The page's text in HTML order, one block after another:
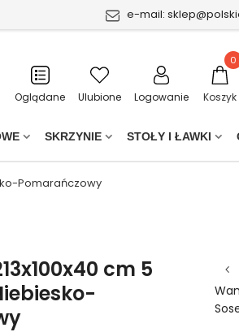
e-mail:
Oglądane Ulubione Logowanie Koszyk
0
SKRZYNIE STOŁY I ŁAWKI
Pomarańczowy
cm 5